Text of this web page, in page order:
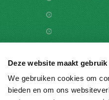
Deze website maakt
We gebruiken cookies om
bieden en om ons